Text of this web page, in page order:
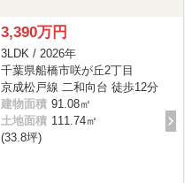
3,390万円
3LDK / 2026年
千葉県船橋市咲が丘2丁目
京成松戸線 二和向台 徒歩12分
建物面積 91.08㎡
土地面積 111.74㎡
(33.8坪)